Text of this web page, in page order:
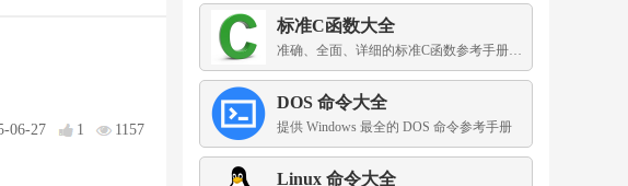
1157
1
06-27
标准C函数大全
准确、全面、详细的标准C函数参考手册，为你保驾护航
DOS 命令大全
提供 Windows 最全的 DOS 命令参考手册
Linux 命令大全